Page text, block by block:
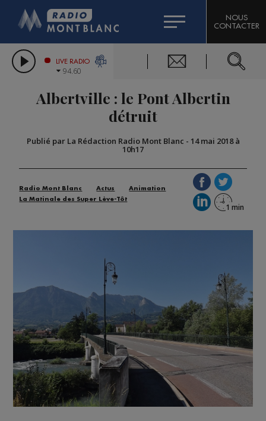
LES CHRONIQUES DE L'EXPERT
CITIZEN MACHINERY
GRAND MASSIF DOMAINES SKIABLES
BIGARD
COMPAGNIE DU MONT-BLANC
NOUS
CONTACTER
LIVE RADIO
94.60
Albertville : le Pont Albertin
détruit
Publié par La Rédaction Radio Mont Blanc - 14 mai 2018 à
10h17
Radio Mont Blanc Actus
Animation
La Matinale des Super Lève-Tôt